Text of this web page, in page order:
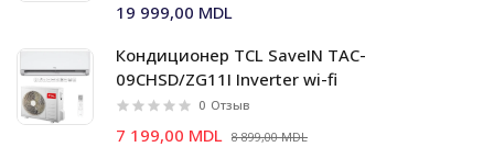
19 999,00 MDL
Кондиционер TCL SaveIN TAC-
09CHSD/ZG11I Inverter wi-fi
0 Отзыв
7 199,00 MDL 8 899,00 MDL